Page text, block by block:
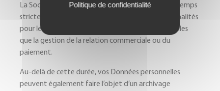
La Société conserve vos Données personnelles le temps
strictement nécessaire à l’accomplissement des finalités
pour lesquelles elles sont collectées et traitées, telles
que la gestion de la relation commerciale ou du
paiement.
Au-delà de cette durée, vos Données personnelles
peuvent également faire l’objet d’un archivage
Politique de confidentialité